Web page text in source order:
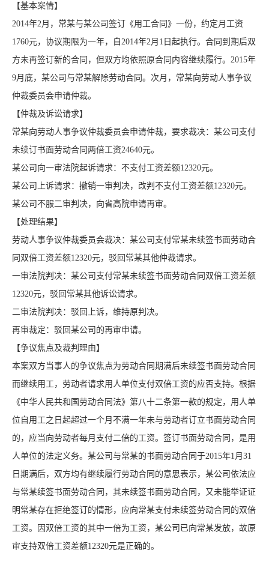
【基本案情】
2014年2月，常某与某公司签订《用工合同》一份，约定月工资
1760元，协议期限为一年，自2014年2月1日起执行。合同到期后双
方未再签订新的合同，但双方均依照原合同内容继续履行。2015年
9月底，某公司与常某解除劳动合同。次月，常某向劳动人事争议
仲裁委员会申请仲裁。
【仲裁及诉讼请求】
常某向劳动人事争议仲裁委员会申请仲裁，要求裁决：某公司支付
未续订书面劳动合同两倍工资24640元。
某公司向一审法院起诉请求：不支付工资差额12320元。
某公司上诉请求：撤销一审判决，改判不支付工资差额12320元。
某公司不服二审判决，向省高院申请再审。
【处理结果】
劳动人事争议仲裁委员会裁决：某公司支付常某未续签书面劳动合
同双倍工资差额12320元，驳回常某其他仲裁请求。
一审法院判决：某公司支付常某未续签书面劳动合同双倍工资差额
12320元，驳回常某其他诉讼请求。
二审法院判决：驳回上诉，维持原判决。
再审裁定：驳回某公司的再审申请。
【争议焦点及裁判理由】
本案双方当事人的争议焦点为劳动合同期满后未续签书面劳动合同
而继续用工，劳动者请求用人单位支付双倍工资的应否支持。根据
《中华人民共和国劳动合同法》第八十二条第一款的规定，用人单
位自用工之日起超过一个月不满一年未与劳动者订立书面劳动合同
的，应当向劳动者每月支付二倍的工资。签订书面劳动合同，是用
人单位的法定义务。某公司与常某的书面劳动合同于2015年1月31
日期满后，双方均有继续履行劳动合同的意思表示，某公司依法应
与常某续签书面劳动合同，其未续签书面劳动合同，又未能举证证
明常某存在拒绝签订的情形，应向常某支付未续签劳动合同的双倍
工资。因双倍工资的其中一倍为工资，某公司已向常某发放，故原
审支持双倍工资差额12320元是正确的。